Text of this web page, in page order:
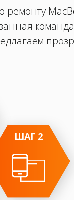
ремонту
ШАГ 2